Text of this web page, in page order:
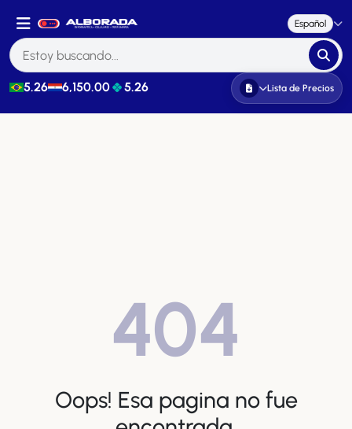
Español
5.26 6,150.00 5.26 Lista de Precios
404
Oops! Esa pagina no fue